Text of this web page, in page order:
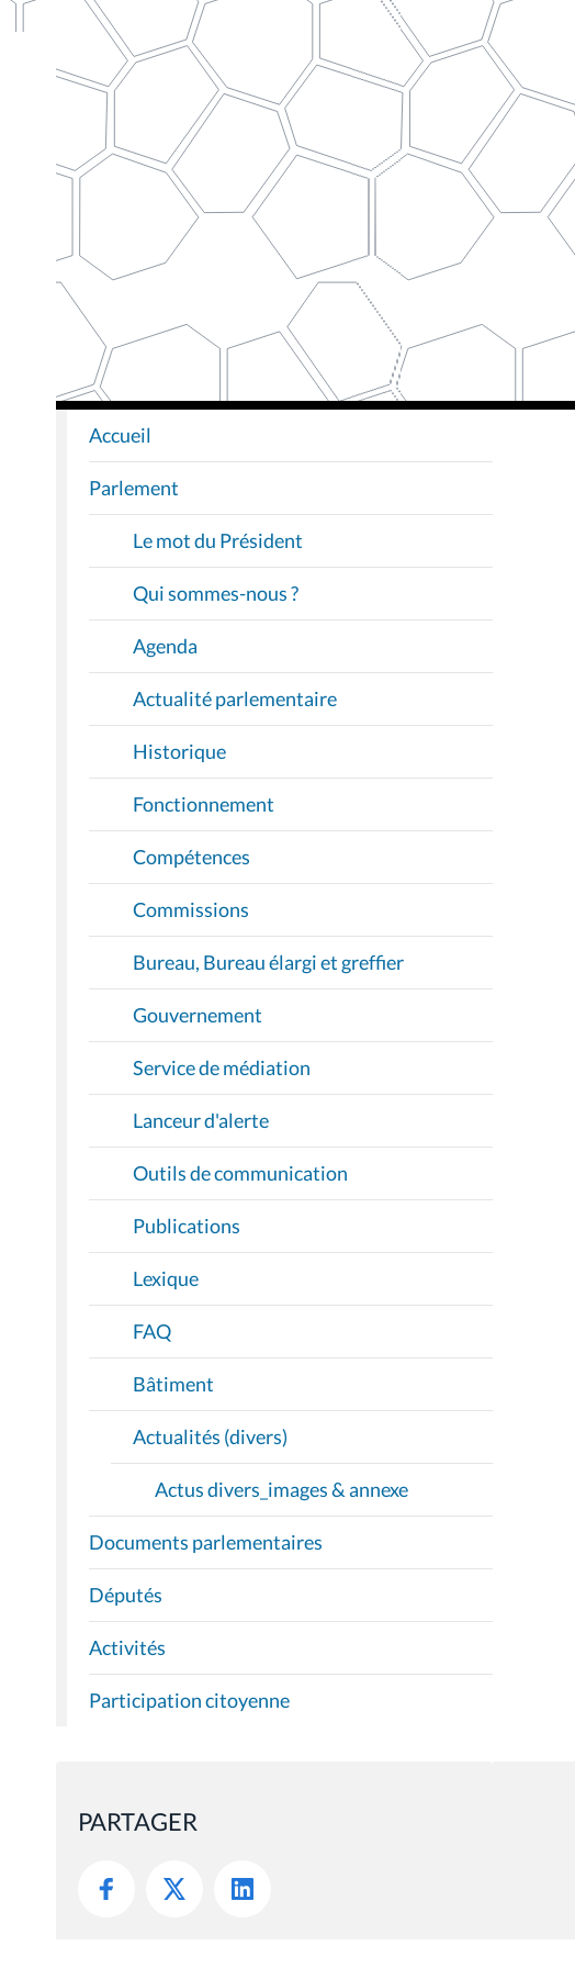
N
A
V
G
T
O
Accueil
Parlement
Le mot du Président
Qui sommes-nous ?
Agenda
Actualité parlementaire
Historique
Fonctionnement
Compétences
Commissions
Bureau, Bureau élargi et greffier
Gouvernement
Service de médiation
Lanceur d'alerte
Outils de communication
Publications
Lexique
FAQ
Bâtiment
Actualités (divers)
Actus divers_images & annexe
Documents parlementaires
Députés
Activités
Participation citoyenne
PARTAGER